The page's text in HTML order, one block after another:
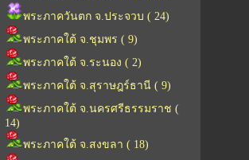
พระภาควันตก จ.ประจวบ ( 24)
พระภาคใต้ จ.ชุมพร ( 9)
พระภาคใต้ จ.ระนอง ( 2)
พระภาคใต้ จ.สุราษฎร์ธานี ( 9)
พระภาคใต้ จ.นครศรีธรรมราช (
14)
พระภาคใต้ จ.สงขลา ( 18)